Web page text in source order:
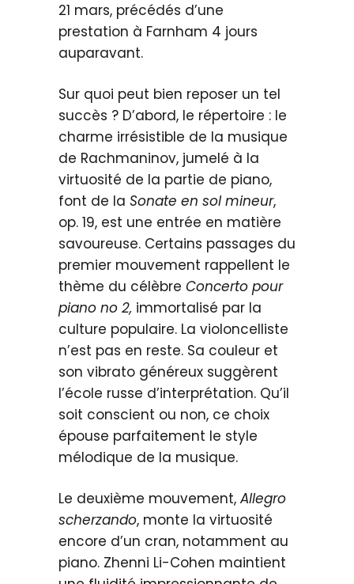
21 mars, précédés d’une
prestation à Farnham 4 jours
auparavant.
Sur quoi peut bien reposer un tel
succès ? D’abord, le répertoire : le
charme irrésistible de la musique
de Rachmaninov, jumelé à la
virtuosité de la partie de piano,
font de la Sonate en sol mineur,
op. 19, est une entrée en matière
savoureuse. Certains passages du
premier mouvement rappellent le
thème du célèbre Concerto pour
piano no 2, immortalisé par la
culture populaire. La violoncelliste
n’est pas en reste. Sa couleur et
son vibrato généreux suggèrent
l’école russe d’interprétation. Qu’il
soit conscient ou non, ce choix
épouse parfaitement le style
mélodique de la musique.
Le deuxième mouvement, Allegro
scherzando, monte la virtuosité
encore d’un cran, notamment au
piano. Zhenni Li-Cohen maintient